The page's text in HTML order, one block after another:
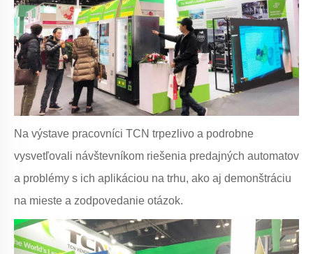
Na výstave pracovníci TCN trpezlivo a podrobne
vysvetľovali návštevníkom riešenia predajných automatov
a problémy s ich aplikáciou na trhu, ako aj demonštráciu
na mieste a zodpovedanie otázok.